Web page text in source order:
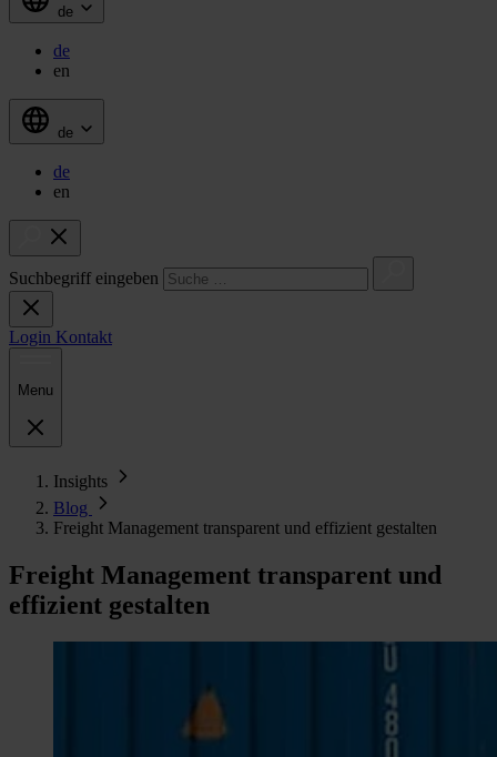
de
de
en
de
de
en
Suchbegriff eingeben
Login Kontakt
Menu
Insights
Blog
Freight Management transparent und effizient gestalten
Freight Management transparent und
effizient gestalten